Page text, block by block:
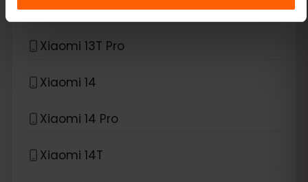
Xiaomi 13 Pro
Xiaomi 13T Pro
Xiaomi 14
Xiaomi 14 Pro
Xiaomi 14T